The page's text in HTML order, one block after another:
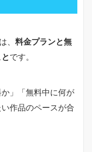
、 料金プランと無
です。
」「無料中に何が
作品のペースが合